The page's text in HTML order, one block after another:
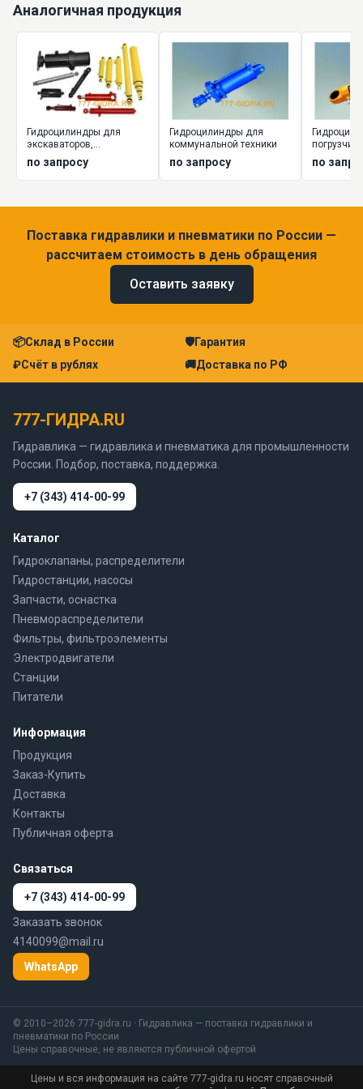
Аналогичная продукция
Гидроцилиндры для
экскаваторов,
погрузчиков
по запросу
Гидроцилиндры для
коммунальной техники
по запросу по
Поставка гидравлики и пневматики по России —
рассчитаем стоимость в день обращения
Оставить заявку
📦Склад в России 🛡Гарантия
₽Счёт в рублях 🚚Доставка по РФ
777-ГИДРА.RU
Гидравлика — гидравлика и пневматика для промышленности
России. Подбор, поставка, поддержка.
+7 (343) 414-00-99
Каталог
Гидроклапаны, распределители
Гидростанции, насосы
Запчасти, оснастка
Пневмораспределители
Фильтры, фильтроэлементы
Электродвигатели
Станции
Питатели
Информация
Продукция
Заказ-Купить
Доставка
Контакты
Публичная оферта
Связаться
+7 (343) 414-00-99
Заказать звонок
4140099@mail.ru
WhatsApp
© 2010–2026 777-gidra.ru · Гидравлика — поставка гидравлики и
пневматики по России
Цены справочные, не являются публичной офертой
Цены и вся информация на сайте 777-gidra.ru носят справочный